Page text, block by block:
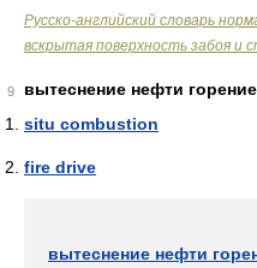
Русско-английский словарь
вскрытая поверхность забоя и
9
вытеснение нефти
situ combustion
fire drive
вытеснение нефти